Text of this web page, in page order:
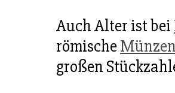
Auch Alter ist bei
römischeMünzen
großen